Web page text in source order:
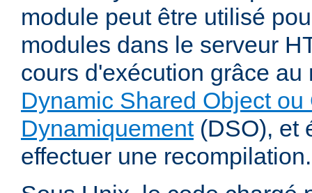
module peut être utilisé
modules dans le serveur
cours d'exécution grâce au
Dynamic Shared Object
Dynamiquement(DSO), et
effectuer une recompilation.